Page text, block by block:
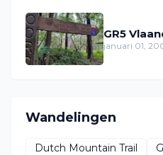
GR5
januari 01,
Wandelingen
Dutch Mountain Trail